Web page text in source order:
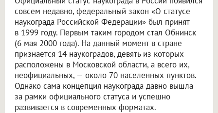
совсем недавно, федеральный закон «О статусе
наукограда Российской Федерации» был принят
в 1999 году. Первым таким городом стал Обнинск
(6 мая 2000 года). На данный момент в стране
признается 14 наукоградов, девять из которых
расположены в Московской области, а всего их,
неофициальных, — около 70 населенных пунктов.
Однако сама концепция наукограда давно вышла
за рамки официального статуса и успешно
развивается в современных форматах.